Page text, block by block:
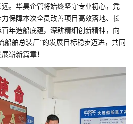
。华昊企管将始终坚守专业初心，凭
保障本次全员改善项目高效落地、长
年造船底蕴，深耕精细创新精神，向
船舶总装厂”的发展目标稳步迈进，共同
崭新篇章！